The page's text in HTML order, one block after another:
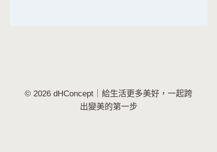
© 2026 dHConcept｜給生活更多美好，一起跨
出變美的第一步